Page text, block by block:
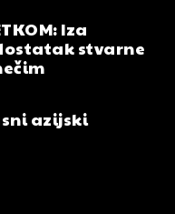
Iza
stvarne
azijski